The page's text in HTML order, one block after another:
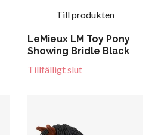
Till produkten
LeMieux LM Toy Pony
Showing Bridle Black
Tillfälligt slut